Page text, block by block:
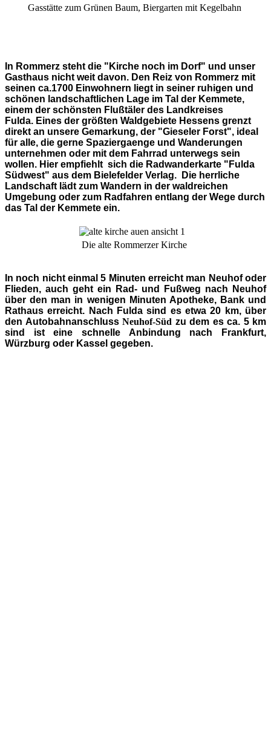
Gasstätte zum Grünen Baum, Biergarten mit Kegelbahn
In Rommerz steht die "Kirche noch im Dorf" und unser
Gasthaus nicht weit davon. Den Reiz von Rommerz mit
seinen ca.1700 Einwohnern liegt in seiner ruhigen und
schönen landschaftlichen Lage im Tal der Kemmete,
einem der schönsten Flußtäler des Landkreises
Fulda. Eines der größten Waldgebiete Hessens grenzt
direkt an unsere Gemarkung, der "Gieseler Forst", ideal
für alle, die gerne Spaziergaenge und Wanderungen
unternehmen oder mit dem Fahrrad unterwegs sein
wollen. Hier empfiehlt sich die Radwanderkarte "Fulda
Südwest" aus dem Bielefelder Verlag. Die herrliche
Landschaft lädt zum Wandern in der waldreichen
Umgebung oder zum Radfahren entlang der Wege durch
das Tal der Kemmete ein.
Die alte Rommerzer Kirche
In noch nicht einmal 5 Minuten erreicht man Neuhof oder
Flieden, auch geht ein Rad- und Fußweg nach Neuhof
über den man in wenigen Minuten Apotheke, Bank und
Rathaus erreicht. Nach Fulda sind es etwa 20 km, über
den AutobahnanschlussNeuhof-Süd zu dem es ca. 5 km
sind ist eine schnelle Anbindung nach Frankfurt,
Würzburg oder Kassel gegeben.